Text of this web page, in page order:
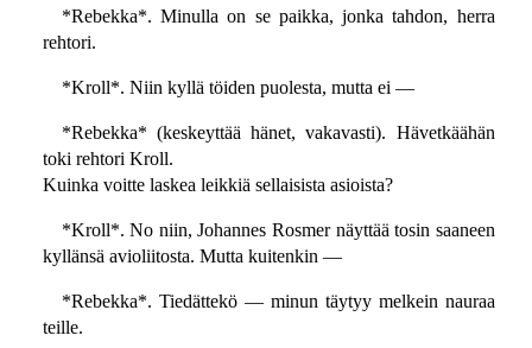
*Rebekka*. Minulla on se paikka, jonka tahdon, herra
rehtori.
*Kroll*. Niin kyllä töiden puolesta, mutta ei —
*Rebekka* (keskeyttää hänet, vakavasti). Hävetkäähän
toki rehtori Kroll.
Kuinka voitte laskea leikkiä sellaisista asioista?
*Kroll*. No niin, Johannes Rosmer näyttää tosin saaneen
kyllänsä avioliitosta. Mutta kuitenkin —
*Rebekka*. Tiedättekö — minun täytyy melkein nauraa
teille.